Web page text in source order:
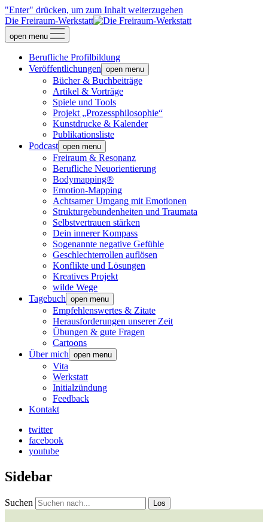
"Enter" drücken, um zum Inhalt weiterzugehen
Die Freiraum-Werkstatt
open menu
Berufliche Profilbildung
Veröffentlichungen open menu
Bücher & Buchbeiträge
Artikel & Vorträge
Spiele und Tools
Projekt „Prozessphilosophie“
Kunstdrucke & Kalender
Publikationsliste
Podcast open menu
Freiraum & Resonanz
Berufliche Neuorientierung
Bodymapping®
Emotion-Mapping
Achtsamer Umgang mit Emotionen
Strukturgebundenheiten und Traumata
Selbstvertrauen stärken
Dein innerer Kompass
Sogenannte negative Gefühle
Geschlechterrollen auflösen
Konflikte und Lösungen
Kreatives Projekt
wilde Wege
Tagebuch open menu
Empfehlenswertes & Zitate
Herausforderungen unserer Zeit
Übungen & gute Fragen
Cartoons
Über mich open menu
Vita
Werkstatt
Initialzündung
Feedback
Kontakt
twitter
facebook
youtube
Sidebar
Suchen